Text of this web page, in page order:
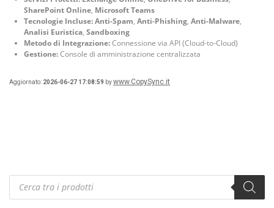
SharePoint Online, Microsoft Teams
Tecnologie Incluse:Anti-Spam, Anti-Phishing, Anti-Malware,
Analisi Euristica, Sandboxing
Metodo di Integrazione:Connessione via API (Cloud-to-Cloud)
Gestione:Console di amministrazione centralizzata
Aggiornato: 2026-06-27 17:08:59 bywww.CopySync.it
Products
search